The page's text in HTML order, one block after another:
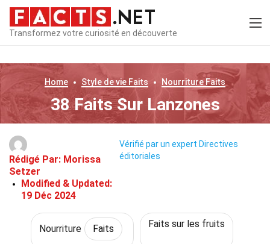
Transformez votre curiosité en découverte
Home Style de vie Faits NourritureFaits
38 Faits Sur Lanzones
Rédigé Par: Morissa
Setzer
Modified & Updated:
19 Déc 2024
Vérifié par un expert Directives
éditoriales
Nourriture Faits Faits sur les fruits